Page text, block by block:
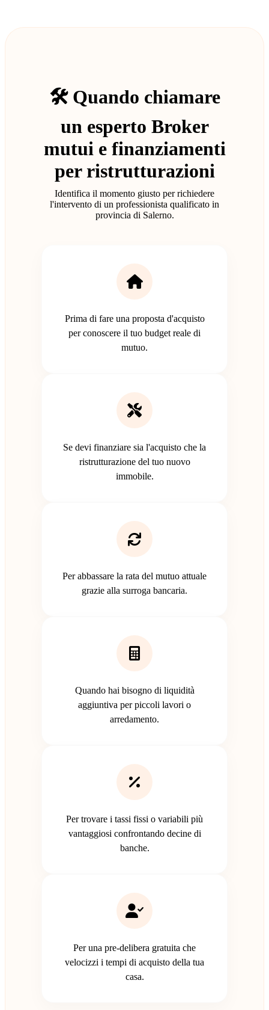
🛠️ Quando chiamare
un esperto Broker
mutui e finanziamenti
per ristrutturazioni
Identifica il momento giusto per richiedere
l'intervento di un professionista qualificato in
provincia di Salerno.
Prima di fare una proposta d'acquisto
per conoscere il tuo budget reale di
mutuo.
Se devi finanziare sia l'acquisto che la
ristrutturazione del tuo nuovo
immobile.
Per abbassare la rata del mutuo attuale
grazie alla surroga bancaria.
Quando hai bisogno di liquidità
aggiuntiva per piccoli lavori o
arredamento.
Per trovare i tassi fissi o variabili più
vantaggiosi confrontando decine di
banche.
Per una pre-delibera gratuita che
velocizzi i tempi di acquisto della tua
casa.